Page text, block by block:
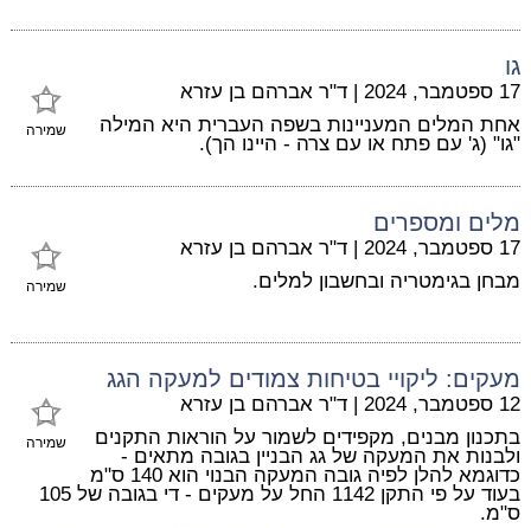
גו
שמירה
17 ספטמבר, 2024 | ד"ר אברהם בן עזרא
אחת המלים המעניינות בשפה העברית היא המילה
"גו" (ג' עם פתח או עם צרה - היינו הך).
מלים ומספרים
שמירה
17 ספטמבר, 2024 | ד"ר אברהם בן עזרא
מבחן בגימטריה ובחשבון למלים.
מעקים: ליקויי בטיחות צמודים למעקה הגג
שמירה
12 ספטמבר, 2024 | ד"ר אברהם בן עזרא
בתכנון מבנים, מקפידים לשמור על הוראות התקנים
ולבנות את המעקה של גג הבניין בגובה מתאים -
כדוגמא להלן לפיה גובה המעקה הבנוי הוא 140 ס"מ
בעוד על פי התקן 1142 החל על מעקים - די בגובה של 105
ס"מ.